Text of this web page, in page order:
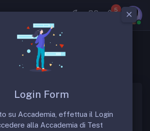
5
di medicina
al nuovo ordinamento ai sensi
attivati dall’a.a. 2014/2015. Ecco
Login Form
su Accademia, effettua il Login
alla Accademia di Test